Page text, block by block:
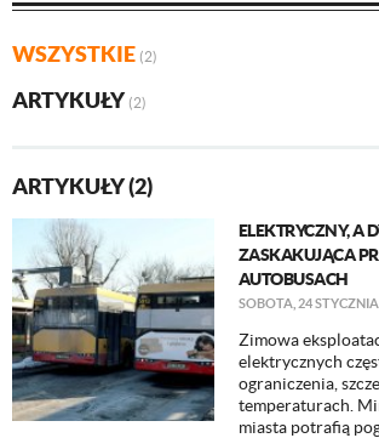
WSZYSTKIE (2)
ARTYKUŁY (2)
ARTYKUŁY (2)
ELEKTRYCZNY, A
ZASKAKUJĄCA
AUTOBUSACH
SOBOTA, 24
Zimowa
elektrycznych
ograniczenia,
temperaturach.
miasta potrafią